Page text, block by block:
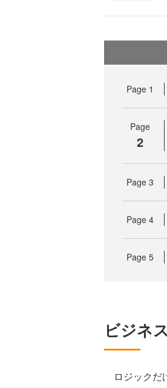
Page 1
Page
2
Page 3
Page 4
Page 5
ビジネ
ロジックだ